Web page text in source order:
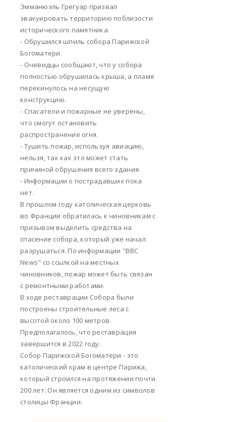
Эмманюэль Грегуар призвал
эвакуировать территорию поблизости
исторического памятника.
- Обрушился шпиль собора Парижской
Богоматери.
- Очевидцы сообщают, что у собора
полностью обрушилась крыша, а пламя
перекинулось на несущую
конструкцию.
- Спасатели и пожарные не уверены,
что смогут остановить
распространение огня.
- Тушить пожар, используя авиацию,
нельзя, так как это может стать
причиной обрушения всего здания.
- Информации о пострадавших пока
нет.
В прошлом году католическая церковь
во Франции обратилась к чиновникам с
призывом выделить средства на
спасение собора, который уже начал
разрушаться. По информации "BBC
News" со ссылкой на местных
чиновников, пожар может быть связан
с ремонтными работами.
В ходе реставрации Собора были
построены строительные леса с
высотой около 100 метров.
Предполагалось, что реставрация
завершится в 2022 году.
Собор Парижской Богоматери - это
католический храм в центре Парижа,
который строился на протяжении почти
200 лет. Он является одним из символов
столицы Франции.